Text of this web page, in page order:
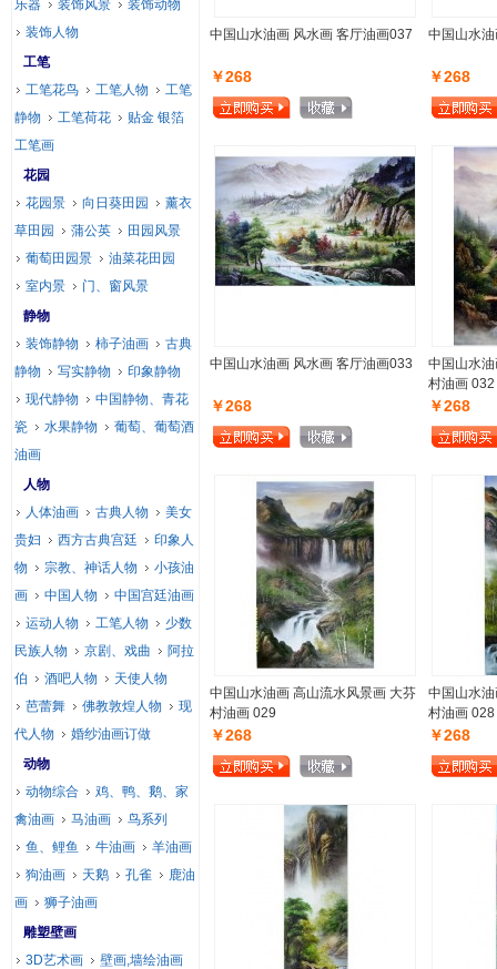
中国山水油画 风水画 客厅油画037
￥268
中国山水
￥268
中国山水油画 风水画 客厅油画033
￥268
中国山水
村油画 032
￥268
中国山水油画 高山流水风景画 大芬
村油画 029
￥268
中国山水
村油画 028
￥268
乐器 装饰风景
装饰动物
装饰人物
工笔
工笔花鸟
工笔人物
工笔
静物
工笔荷花
贴金 银箔
工笔画
花园
花园景
向日葵田园
薰衣
草田园
蒲公英
田园风景
葡萄田园景
油菜花田园
室内景
门、窗风景
静物
装饰静物
柿子油画
古典
静物
写实静物
印象静物
现代静物
中国静物、青花
瓷
水果静物
葡萄、葡萄酒
油画
人物
人体油画
古典人物
美女
贵妇
西方古典宫廷
印象人
物
宗教、神话人物
小孩油
画
中国人物
中国宫廷油画
运动人物
工笔人物
少数
民族人物
京剧、戏曲
阿拉
伯
酒吧人物
天使人物
芭蕾舞
佛教敦煌人物
现
代人物
婚纱油画订做
动物
动物综合
鸡、鸭、鹅、家
禽油画
马油画
鸟系列
鱼、鲤鱼
牛油画
羊油画
狗油画
天鹅 孔雀
鹿油
画
狮子油画
雕塑壁画
3D艺术画
壁画,墙绘油画